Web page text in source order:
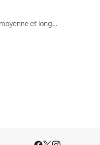
Locations moyenne et longue durée